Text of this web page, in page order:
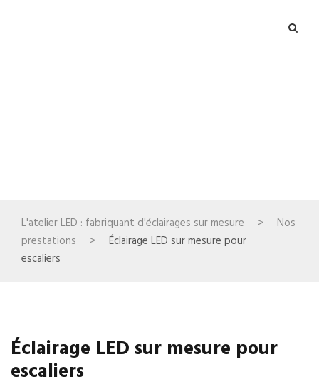
L'atelier LED : fabriquant d'éclairages sur mesure >
Nos
prestations
>
Éclairage LED sur mesure pour
escaliers
Éclairage LED sur mesure pour
escaliers